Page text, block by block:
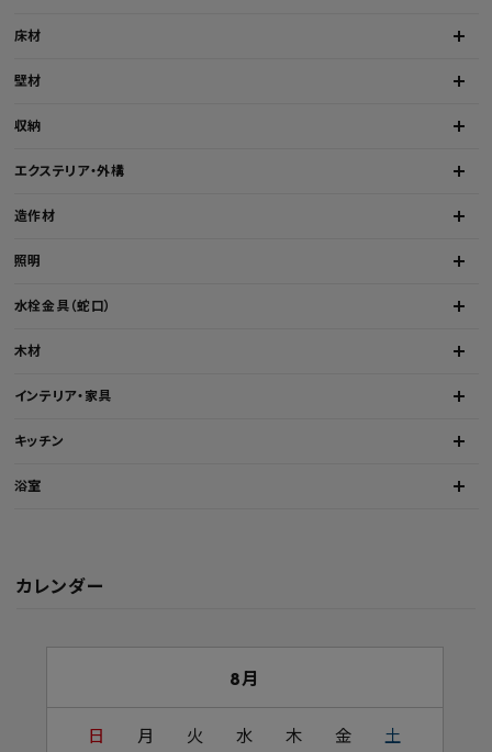
床材
壁材
収納
エクステリア・外構
造作材
照明
水栓金具（蛇口）
木材
インテリア・家具
キッチン
浴室
カレンダー
8月
日 月 火 水 木 金 土